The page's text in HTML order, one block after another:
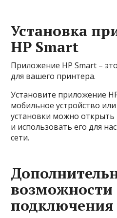
Установка
HP Smart
Приложение HP Smart –
для вашего принтера.
Установите приложение
мобильное устройство
установки можно
и использовать его для
сети.
возможности